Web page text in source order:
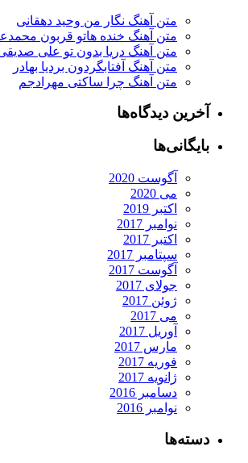
متن آهنگ نگار من وحید دهقانی
متن آهنگ خنده هاتو قربون
متن آهنگ دریا بدون تو علی
متن آهنگ آفتابگردون بردیا بهادر
متن آهنگ چرا ساکتی مهرادجم
آخرین دیدگاه‌ها
بایگانی‌ها
آگوست 2020
می 2020
اکتبر 2019
نوامبر 2017
اکتبر 2017
سپتامبر 2017
آگوست 2017
جولای 2017
ژوئن 2017
می 2017
آوریل 2017
مارس 2017
فوریه 2017
ژانویه 2017
دسامبر 2016
نوامبر 2016
دسته‌ها